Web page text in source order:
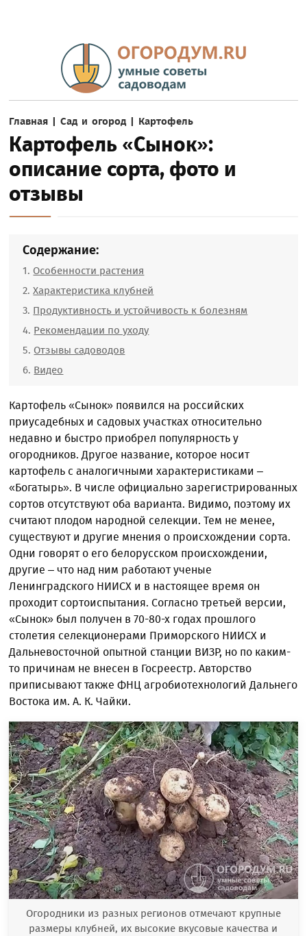
Главная |Сад и огород | Картофель
Картофель «Сынок»:
описание сорта, фото и
отзывы
Содержание:
Особенности растения
Характеристика клубней
Продуктивность и устойчивость к болезням
Рекомендации по уходу
Отзывы садоводов
Видео
Картофель «Сынок» появился на российских
приусадебных и садовых участках относительно
недавно и быстро приобрел популярность у
огородников. Другое название, которое носит
картофель с аналогичными характеристиками –
«Богатырь». В числе официально зарегистрированных
сортов отсутствуют оба варианта. Видимо, поэтому их
считают плодом народной селекции. Тем не менее,
существуют и другие мнения о происхождении сорта.
Одни говорят о его белорусском происхождении,
другие – что над ним работают ученые
Ленинградского НИИСХ и в настоящее время он
проходит сортоиспытания. Согласно третьей версии,
«Сынок» был получен в 70-80-х годах прошлого
столетия селекционерами Приморского НИИСХ и
Дальневосточной опытной станции ВИЗР, но по каким-
то причинам не внесен в Госреестр. Авторство
приписывают также ФНЦ агробиотехнологий Дальнего
Востока им. А. К. Чайки.
Огородники из разных регионов отмечают крупные
размеры клубней, их высокие вкусовые качества и